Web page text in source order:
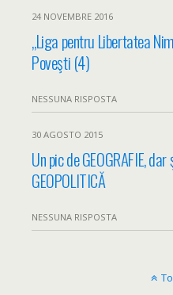
24 NOVEMBRE 2016
„Liga pentru Libertatea
Poveşti (4)
NESSUNA RISPOSTA
30 AGOSTO 2015
Un pic de GEOGRAFIE,
GEOPOLITICĂ
NESSUNA RISPOSTA